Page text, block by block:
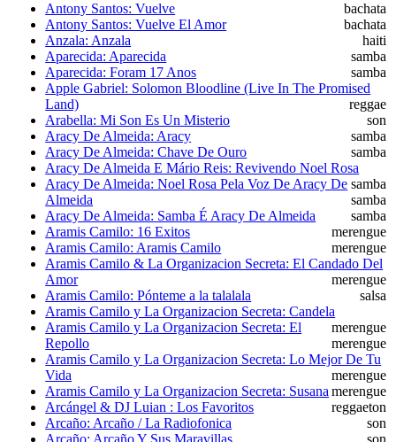
Antony Santos: Vuelve
bachata
Antony Santos: Vuelve El Amor
bachata
Anzala: Anzala
haiti
Aparecida: Aparecida
samba
Aparecida: Foram 17 Anos
samba
Apple Gabriel: Solomon Bloodline (Live In The Promised
Land)
reggae
Arabella: Mi Son Es Un Misterio
son
Aracy De Almeida: Aracy
samba
Aracy De Almeida: Chave De Ouro
samba
Aracy De Almeida E Mário Reis: Revivendo Noel Rosa
samba
Aracy De Almeida: Noel Rosa Pela Voz De Aracy De
Almeida
samba
Aracy De Almeida: Samba É Aracy De Almeida
samba
Aramis Camilo: 16 Exitos
merengue
Aramis Camilo: Aramis Camilo
merengue
Aramis Camilo & La Organizacion Secreta: El Candado Del
Amor
merengue
Aramis Camilo: Pónteme a la talalala
salsa
Aramis Camilo y La Organizacion Secreta: Candela
merengue
Aramis Camilo y La Organizacion Secreta: El
Repollo
merengue
Aramis Camilo y La Organizacion Secreta: Lo Mejor De Tu
Vida
merengue
Aramis Camilo y La Organizacion Secreta: Susana merengue
Arcángel & DJ Luian : Los Favoritos
reggaeton
Arcaño: Arcaño / La Radiofonica
son
Arcaño: Arcaño Y Sus Maravillas
son